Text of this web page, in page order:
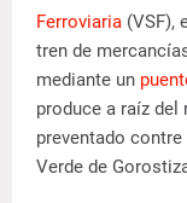
Ferroviaria (VSF),
tren de
mediante un
produce a raíz
preventado
Verde de